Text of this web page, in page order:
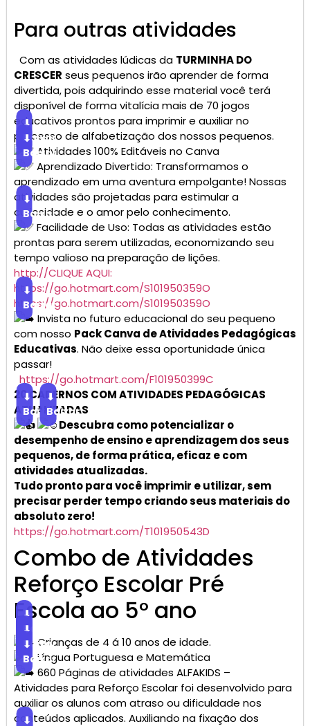
Para outras atividades
Com as atividades lúdicas da TURMINHA DO
CRESCER seus pequenos irão aprender de forma
divertida, pois adquirindo esse material você terá
disponível de forma vitalícia mais de 70 jogos
educativos prontos para imprimir e auxiliar no
processo de alfabetização dos nossos pequenos.
⬇
Baixar
Atividades 100% Editáveis no Canva
⬇
Baixar
Aprendizado Divertido: Transformamos o
aprendizado em uma aventura empolgante! Nossas
atividades são projetadas para estimular a
curiosidade e o amor pelo conhecimento.
⬇
Baixar
Facilidade de Uso: Todas as atividades estão
prontas para serem utilizadas, economizando seu
tempo valioso na preparação de lições.
http://CLIQUE AQUI:
https://go.hotmart.com/S101950359O
https://go.hotmart.com/S101950359O
⬇
Baixar
Invista no futuro educacional do seu pequeno
com nosso Pack Canva de Atividades Pedagógicas
Educativas. Não deixe essa oportunidade única
passar!
https://go.hotmart.com/F101950399C
20 CADERNOS COM ATIVIDADES PEDAGÓGICAS
ATUALIZADAS
⬇
Baixar
⬇
Baixar
Descubra como potencializar o
desempenho de ensino e aprendizagem dos seus
pequenos, de forma prática, eficaz e com
atividades atualizadas.
Tudo pronto para você imprimir e utilizar, sem
precisar perder tempo criando seus materiais do
absoluto zero!
https://go.hotmart.com/T101950543D
Combo de Atividades
Reforço Escolar Pré
Escola ao 5° ano
⬇
Baixar
Crianças de 4 á 10 anos de idade.
⬇
Baixar
Língua Portuguesa e Matemática
⬇
Baixar
660 Páginas de atividades ALFAKIDS –
Atividades para Reforço Escolar foi desenvolvido para
auxiliar os alunos com atraso ou dificuldade nos
conteúdos aplicados. Auxiliando na fixação dos
⬇